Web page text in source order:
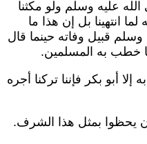
عليه وسلم ولو مكثنا
انتهينا بل إن هذا ما
قبيل وفاته حينما قال
به المسلمين.
أبو بكر فإننا تركنا أجره
يحظوا بمثل هذا الشرف.